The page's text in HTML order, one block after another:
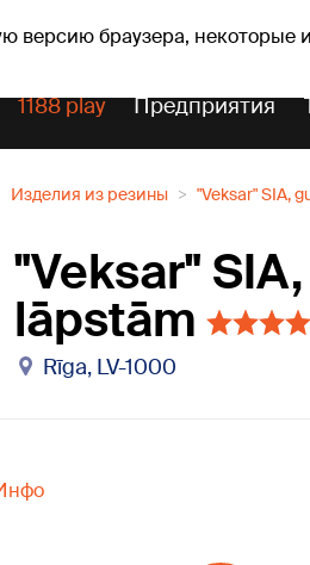
версию браузера,
Aisma, Askolds Прогноз погоды
1188 play Предприятия
Изделия из резины "Veksar" SIA,
"Veksar"
lāpstām
Rīga, LV-1000